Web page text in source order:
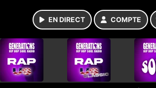
EN DIRECT COMPTE